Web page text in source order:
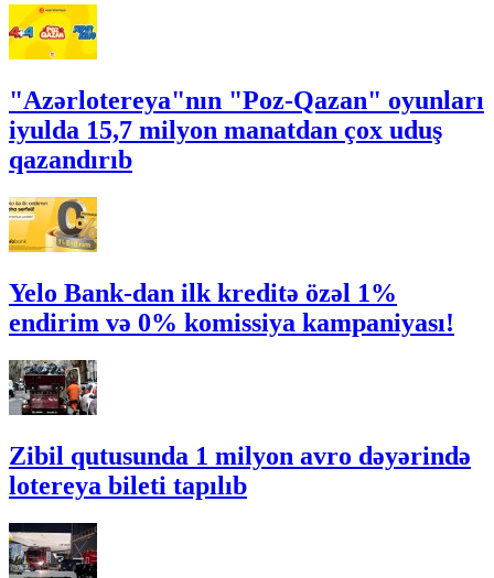
"Azərlotereya"nın "Poz-Qazan" oyunları
iyulda 15,7 milyon manatdan çox uduş
qazandırıb
Yelo Bank-dan ilk kreditə özəl 1%
endirim və 0% komissiya kampaniyası!
Zibil qutusunda 1 milyon avro dəyərində
lotereya bileti tapılıb